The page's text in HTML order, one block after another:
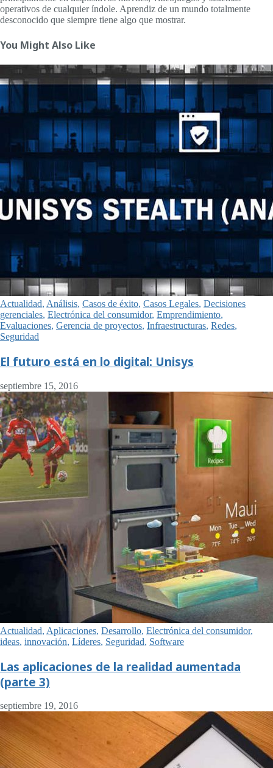
operativos de cualquier índole. Aprendiz de un mundo totalmente
desconocido que siempre tiene algo que mostrar.
You Might Also Like
Actualidad, Análisis, Casos de éxito, Casos Legales, Decisiones
gerenciales, Electrónica del consumidor, Emprendimiento,
Evaluaciones, Gerencia de proyectos, Infraestructuras, Redes,
Seguridad
El futuro está en lo digital: Unisys
septiembre 15, 2016
Actualidad, Aplicaciones, Desarrollo, Electrónica del consumidor,
ideas, innovación, Líderes, Seguridad, Software
Las aplicaciones de la realidad aumentada
(parte 3)
septiembre 19, 2016